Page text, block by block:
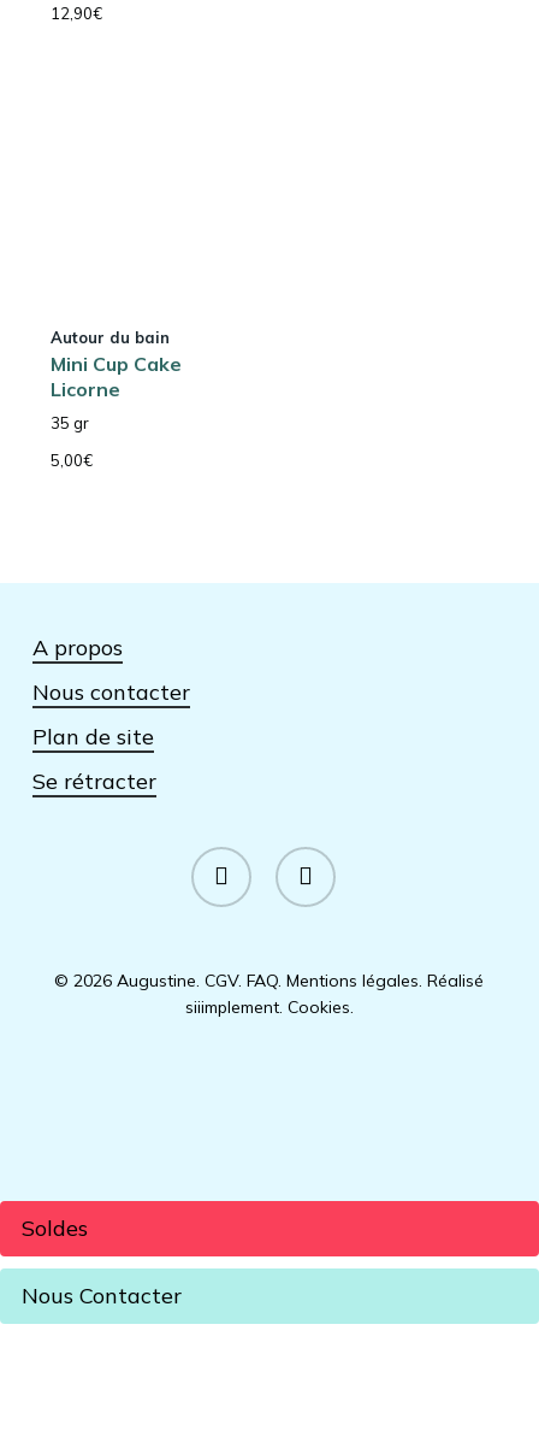
12,90€
Autour du bain
Mini Cup Cake
Licorne
35 gr
5,00€
A propos
Nous contacter
Plan de site
Se rétracter
facebook instagram
© 2026 Augustine.CGV.FAQ.Mentions légales.Réalisé
siiimplement. Cookies.
Soldes
Nous Contacter